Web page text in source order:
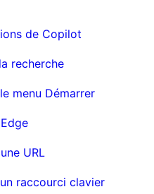
de Copilot
recherche
menu Démarrer
URL
raccourci clavier